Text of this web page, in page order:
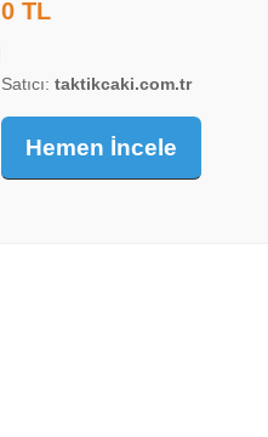
0 TL
Satıcı:taktikcaki.com.tr
Hemen İncele